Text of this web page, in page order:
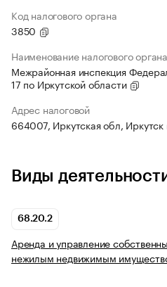
Код налогового органа
3850
Наименование налогового органа
Межрайонная инспекция
17 по Иркутской области
Адрес налоговой
664007, Иркутская обл, Иркутск
Виды
68.20.2
Аренда и управление
нежилым недвижимым